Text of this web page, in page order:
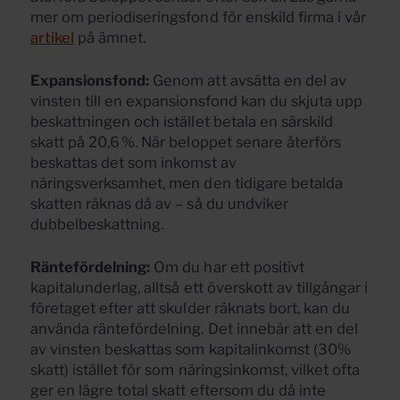
mer om periodiseringsfond för enskild firma i vår
artikel på ämnet.
Expansionsfond: Genom att avsätta en del av
vinsten till en expansionsfond kan du skjuta upp
beskattningen och istället betala en särskild
skatt på 20,6 %. När beloppet senare återförs
beskattas det som inkomst av
näringsverksamhet, men den tidigare betalda
skatten räknas då av – så du undviker
dubbelbeskattning.
Räntefördelning: Om du har ett positivt
kapitalunderlag, alltså ett överskott av tillgångar i
företaget efter att skulder räknats bort, kan du
använda räntefördelning. Det innebär att en del
av vinsten beskattas som kapitalinkomst (30%
skatt) istället för som näringsinkomst, vilket ofta
ger en lägre total skatt eftersom du då inte